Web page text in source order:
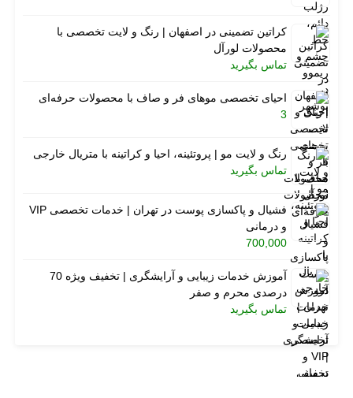
کراتین تضمینی در اصفهان | رنگ و لایت تخصصی با
محصولات لورآل
تماس بگیرید
احیای تخصصی موهای فر و صاف با محصولات حرفه‌ای
3
رنگ و لایت مو | پروتئینه، احیا و کراتینه با متریال خارجی
تماس بگیرید
فشیال و پاکسازی پوست در تهران | خدمات تخصصی VIP
و درمانی
700,000
آموزش خدمات زیبایی و آرایشگری | تخفیف ویژه 70
درصدی محرم و صفر
تماس بگیرید